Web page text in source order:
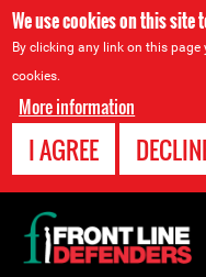
We use cookies on this site
By clicking any link on this
cookies.
More information
I AGREE
Back
to
top